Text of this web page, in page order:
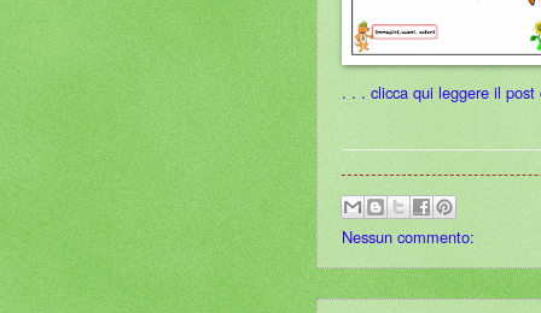
. . . clicca qui leggere il post
Nessun commento: